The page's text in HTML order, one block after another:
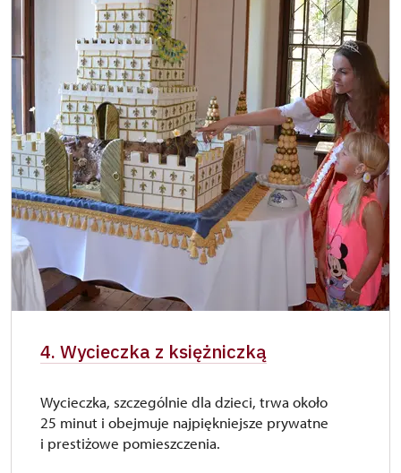
4. Wycieczka z księżniczką
Wycieczka, szczególnie dla dzieci, trwa około
25 minut i obejmuje najpiękniejsze prywatne
i prestiżowe pomieszczenia.